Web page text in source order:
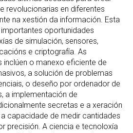
revolucionarias en diferentes
na xestión da información. Esta
oportunidades
de simulación, sensores,
e criptografía. As
inclúen o manexo eficiente de
a solución de problemas
o deseño por ordenador de
a implementación de
secretas e a xeración
capacidade de medir cantidades
precisión. A ciencia e tecnoloxía